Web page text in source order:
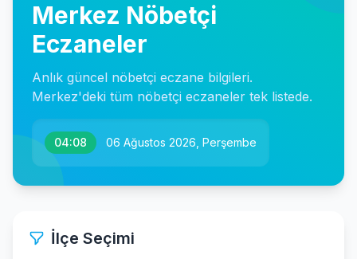
Merkez Nöbetçi
Eczaneler
Anlık güncel nöbetçi eczane bilgileri.
Merkez'deki tüm nöbetçi eczaneler tek listede.
04:08 06 Ağustos 2026, Perşembe
İlçe Seçimi